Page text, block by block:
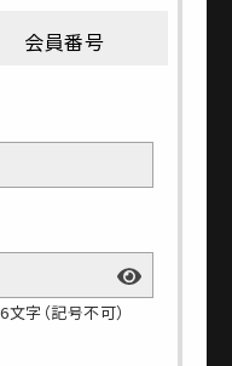
会員番号
字（記号不可）